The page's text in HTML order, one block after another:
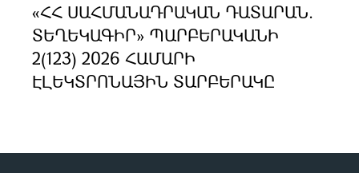
«ՀՀ ՍԱՀՄԱՆԱԴՐԱԿԱՆ ԴԱՏԱՐԱՆ.
ՏԵՂԵԿԱԳԻՐ» ՊԱՐԲԵՐԱԿԱՆԻ
2(123) 2026 ՀԱՄԱՐԻ
ԷԼԵԿՏՐՈՆԱՅԻՆ ՏԱՐԲԵՐԱԿԸ